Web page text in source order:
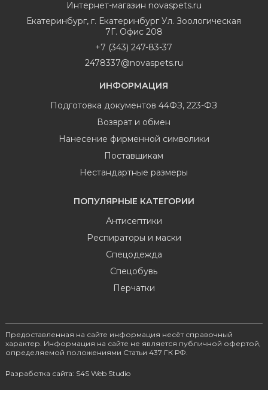
Интернет-магазин novaspets.ru
Екатеринбург, г. Екатеринбург Ул. Зоологическая
7Г. Офис 208
+7 (343) 247-83-37
2478337@novaspets.ru
ИНФОРМАЦИЯ
Подготовка документов 44ФЗ, 223-ФЗ
Возврат и обмен
Нанесение фирменной символики
Поставщикам
Нестандартные размеры
ПОПУЛЯРНЫЕ КАТЕГОРИИ
Антисептики
Респираторы и маски
Спецодежда
Спецобувь
Перчатки
Предоставленная на сайте информация несёт справочный
характер. Информация на сайте не является публичной офертой,
определяемой положениями Статьи 437 ГК РФ.
Разработка сайта: S4S Web Studio